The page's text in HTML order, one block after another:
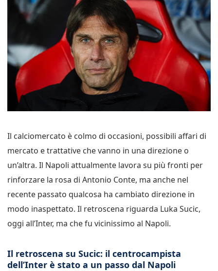
Il calciomercato è colmo di occasioni, possibili affari di
mercato e trattative che vanno in una direzione o
un’altra. Il Napoli attualmente lavora su più fronti per
rinforzare la rosa di Antonio Conte, ma anche nel
recente passato qualcosa ha cambiato direzione in
modo inaspettato. Il retroscena riguarda Luka Sucic,
oggi all’Inter, ma che fu vicinissimo al Napoli.
Il retroscena su Sucic: il centrocampista
dell’Inter è stato a un passo dal Napoli